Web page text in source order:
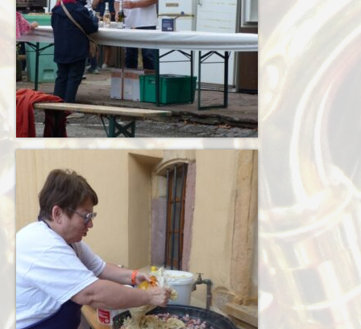
Contact